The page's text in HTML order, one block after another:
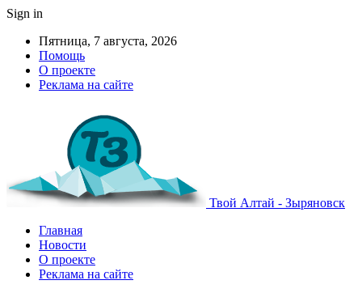
Sign in
Пятница, 7 августа, 2026
Помощь
О проекте
Реклама на сайте
Твой Алтай - Зыряновск
Главная
Новости
О проекте
Реклама на сайте